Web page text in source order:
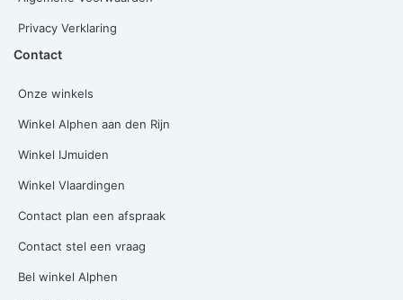
Privacy Verklaring
Contact
Onze winkels
Winkel Alphen aan den Rijn
Winkel IJmuiden
Winkel Vlaardingen
Contact plan een afspraak
Contact stel een vraag
Bel winkel Alphen